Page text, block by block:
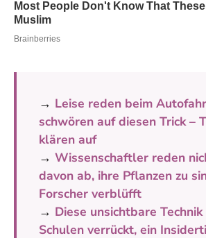
→ Leise reden beim
schwören auf diesen Trick –
klären auf
→ Wissenschaftler reden
davon ab, ihre Pflanzen zu
Forscher verblüfft
→ Diese unsichtbare
Schulen verrückt, ein